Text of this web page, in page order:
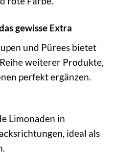
gewisse Extra
und Pürees bietet
weiterer Produkte,
perfekt ergänzen.
Limonaden in
ideal als